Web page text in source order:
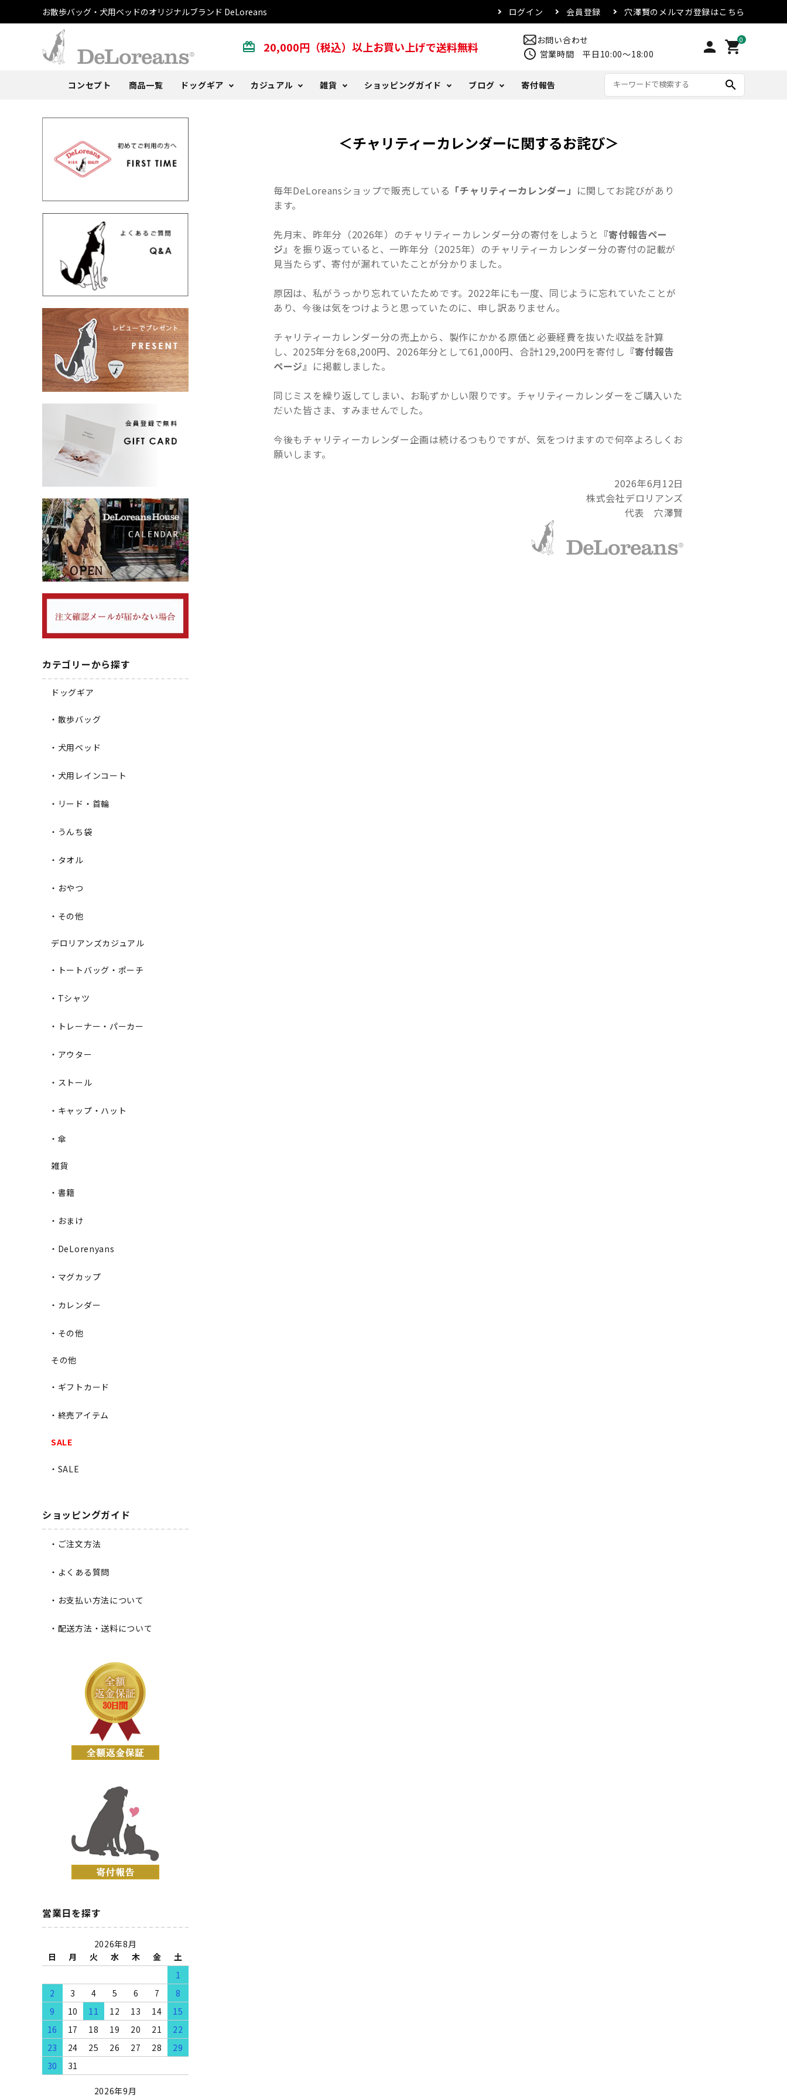
お散歩バッグ・犬用ベッドのオリジナルブランド DeLoreans ログイン 会員登録 穴澤賢のメルマガ登録はこちら
card_giftcard 20,000円（税込）以上お買い上げで送料無料 お問い合わせ
schedule 営業時間 平日10:00～18:00 person 0
shopping_cart
コンセプト 商品一覧 ドッグギア
うんち袋
カジュアル
ストール
雑貨
カレンダー
ショッピングガイド
取扱店
ブログ 寄付報告 search
＜チャリティーカレンダーに関するお詫び＞
毎年DeLoreansショップで販売している 「チャリティーカレンダー」 に関してお詫びがあり
ます。
先月末、昨年分（2026年）のチャリティーカレンダー分の寄付をしようと 『寄付報告ペー
ジ』 を振り返っていると、一昨年分（2025年）のチャリティーカレンダー分の寄付の記載が
見当たらず、寄付が漏れていたことが分かりました。
原因は、私がうっかり忘れていたためです。2022年にも一度、同じように忘れていたことが
あり、今後は気をつけようと思っていたのに、申し訳ありません。
チャリティーカレンダー分の売上から、製作にかかる原価と必要経費を抜いた収益を計算
し、2025年分を68,200円、2026年分として61,000円、合計129,200円を寄付し 『寄付報告
ページ』 に掲載しました。
同じミスを繰り返してしまい、お恥ずかしい限りです。チャリティーカレンダーをご購入いた
だいた皆さま、すみませんでした。
今後もチャリティーカレンダー企画は続けるつもりですが、気をつけますので何卒よろしくお
願いします。
2026年6月12日
株式会社デロリアンズ
代表 穴澤賢
カテゴリーから探す
ドッグギア
・散歩バッグ
・犬用ベッド
・犬用レインコート
・リード・首輪
・うんち袋
・タオル
・おやつ
・その他
デロリアンズカジュアル
・トートバッグ・ポーチ
・Tシャツ
・トレーナー・パーカー
・アウター
・ストール
・キャップ・ハット
・傘
雑貨
・書籍
・おまけ
・DeLorenyans
・マグカップ
・カレンダー
・その他
その他
・ギフトカード
・終売アイテム
SALE
・SALE
ショッピングガイド
・ご注文方法
・よくある質問
・お支払い方法について
・配送方法・送料について
営業日を探す
2026年8月
日
月 火 水 木 金
土
1
2
3 4 5 6 7
8
9
10 11 12 13 14
15
16
17 18 19 20 21
22
23
24 25 26 27 28
29
30
31
2026年9月